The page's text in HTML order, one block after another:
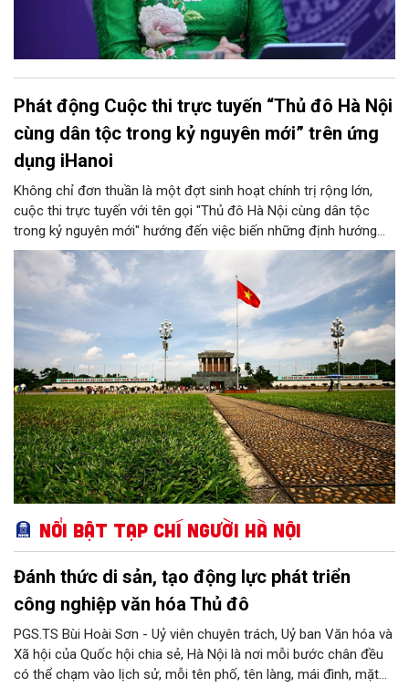
Phát động Cuộc thi trực tuyến “Thủ đô Hà Nội
cùng dân tộc trong kỷ nguyên mới” trên ứng
dụng iHanoi
Không chỉ đơn thuần là một đợt sinh hoạt chính trị rộng lớn,
cuộc thi trực tuyến với tên gọi "Thủ đô Hà Nội cùng dân tộc
trong kỷ nguyên mới" hướng đến việc biến những định hướng
chiến lược trong Nghị quyết số 02-NQ/TW của Bộ Chính trị
thành niềm tin, thành nhận thức chung của mỗi người dân.
Nổi bật Tạp chí Người Hà Nội
Đánh thức di sản, tạo động lực phát triển
công nghiệp văn hóa Thủ đô
PGS.TS Bùi Hoài Sơn - Uỷ viên chuyên trách, Uỷ ban Văn hóa và
Xã hội của Quốc hội chia sẻ, Hà Nội là nơi mỗi bước chân đều
có thể chạm vào lịch sử, mỗi tên phố, tên làng, mái đình, mặt